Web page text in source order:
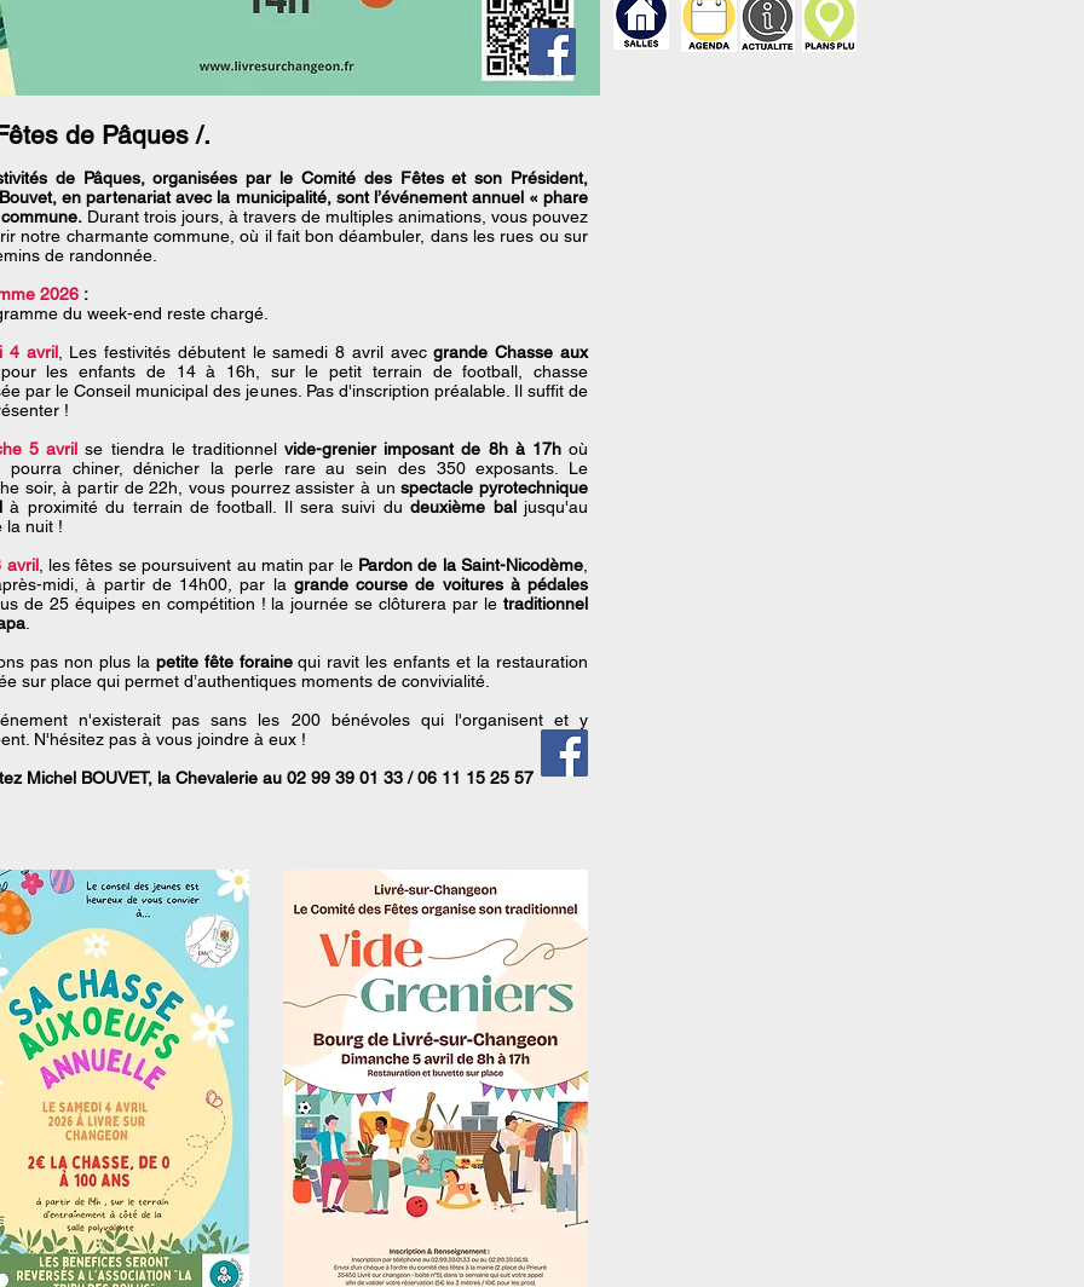
de Pâques /.
de Pâques, organisées par le Comité des Fêtes et son Président,
en partenariat avec la municipalité, sont l’événement annuel « phare
Durant trois jours, à travers de multiples animations, vous pouvez
notre charmante commune, où il fait bon déambuler, dans les rues ou sur
de randonnée.
2026 :
du week-end reste chargé.
4 avril, Les festivités débutent le samedi 8 avril avecgrande Chasse aux
les enfants de 14 à 16h, sur le petit terrain de football, chasse
par le Conseil municipal des jeunes. Pas d'inscription préalable. Il suffit de
!
5 avril se tiendra le traditionnelvide-grenier imposant de 8h à 17hoù
pourra chiner, dénicher la perle rare au sein des 350 exposants. Le
soir, à partir de 22h, vous pourrez assister à unspectacle pyrotechnique
à proximité du terrain de football. Il sera suivi dudeuxième bal jusqu'au
la nuit !
avril, les fêtes se poursuivent au matin par le Pardon de la Saint-Nicodème
midi, à partir de 14h00, par la grande course de voitures à pédales
de 25 équipes en compétition ! la journée se clôturera par le traditionnel
pas non plus la petite fête forainequi ravit les enfants et la restauration
sur place qui permet d’authentiques moments de convivialité.
n'existerait pas sans les 200 bénévoles qui l'organisent et y
N'hésitez pas à vous joindre à eux !
Michel BOUVET, la Chevalerie au 02 99 39 01 33 / 06 11 15 25 57